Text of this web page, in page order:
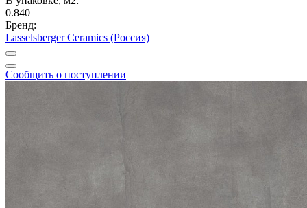
0.840
Бренд:
Lasselsberger Ceramics (Россия)
Сообщить о поступлении